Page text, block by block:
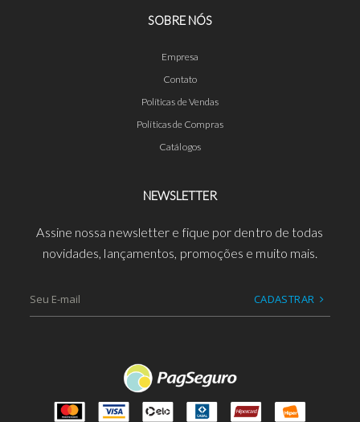
SOBRE NÓS
Empresa
Contato
Políticas de Vendas
Políticas de Compras
Catálogos
NEWSLETTER
Assine nossa newsletter e fique por dentro de todas
novidades, lançamentos, promoções e muito mais.
CADASTRAR